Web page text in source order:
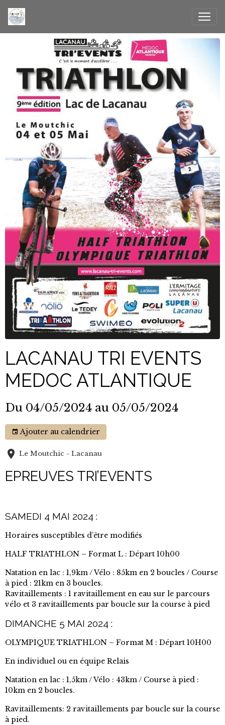
LACANAU TRI EVENTS
MEDOC ATLANTIQUE
Du 04/05/2024 au 05/05/2024
Ajouter au calendrier
Le Moutchic - Lacanau
EPREUVES TRI’EVENTS
SAMEDI 4 MAI 2024 :
Horaires susceptibles d’être modifiés
HALF TRIATHLON – Format L : Départ 10h00
Natation en lac : 1,9km / Vélo : 85km en 2 boucles / Course
à pied : 21km en 3 boucles.
Ravitaillements : 1 ravitaillement en eau sur le parcours
vélo et 3 ravitaillements par boucle sur la course à pied
DIMANCHE 5 MAI 2024 :
OLYMPIQUE TRIATHLON – Format M : Départ 10H00
En individuel ou en équipe Relais
Natation en lac : 1,5km / Vélo : 43km / Course à pied :
10km en 2 boucles.
Ravitaillements: 2 ravitaillements par boucle sur la course
à pied.